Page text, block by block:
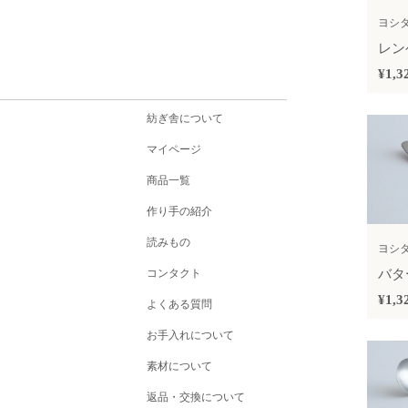
紡ぎ舎について
マイページ
商品一覧
作り手の紹介
読みもの
コンタクト
よくある質問
お手入れについて
素材について
返品・交換について
ヨシ
レ
ヨシ
バ